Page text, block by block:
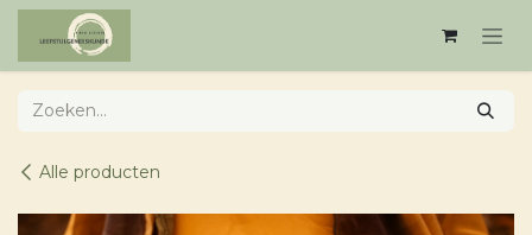
Overslaan naar inhoud
Alle producten